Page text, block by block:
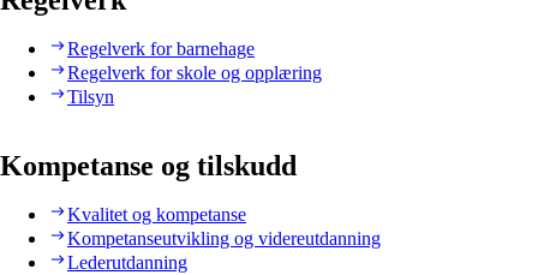
Regelverk for barnehage
Regelverk for skole og opplæring
Tilsyn
Kompetanse og tilskudd
Kvalitet og kompetanse
Kompetanseutvikling og videreutdanning
Lederutdanning